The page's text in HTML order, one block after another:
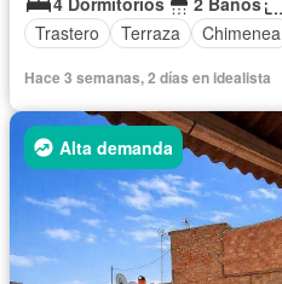
Trastero
Terraza Chimenea
Hace 3 semanas, 2 días en idealista
Alta demanda